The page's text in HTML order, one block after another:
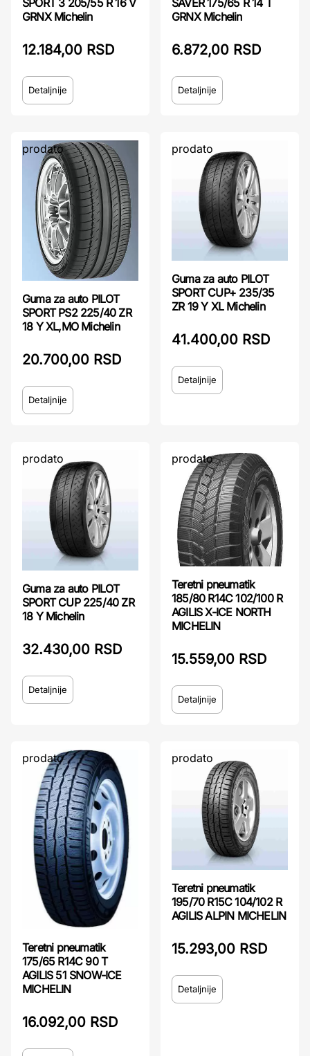
GRNX Michelin
12.184,00 RSD
Detaljnije
GRNX Michelin
6.872,00 RSD
Detaljnije
prodato
Guma za auto PILOT
SPORT PS2 225/40 ZR
18 Y XL,MO Michelin
20.700,00 RSD
Detaljnije
prodato
Guma za auto PILOT
SPORT CUP+ 235/35
ZR 19 Y XL Michelin
41.400,00 RSD
Detaljnije
prodato
Guma za auto PILOT
SPORT CUP 225/40 ZR
18 Y Michelin
32.430,00 RSD
Detaljnije
prodato
Teretni pneumatik
185/80 R14C 102/100 R
AGILIS X-ICE NORTH
MICHELIN
15.559,00 RSD
Detaljnije
prodato
Teretni pneumatik
175/65 R14C 90 T
AGILIS 51 SNOW-ICE
MICHELIN
16.092,00 RSD
prodato
Teretni pneumatik
195/70 R15C 104/102 R
AGILIS ALPIN MICHELIN
15.293,00 RSD
Detaljnije